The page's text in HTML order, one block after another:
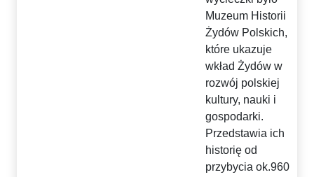
Muzeum Historii
Żydów Polskich,
które ukazuje
wkład Żydów w
rozwój polskiej
kultury, nauki i
gospodarki.
Przedstawia ich
historię od
przybycia ok.960